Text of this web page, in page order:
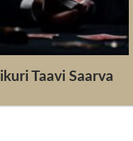
Taavi Saarva